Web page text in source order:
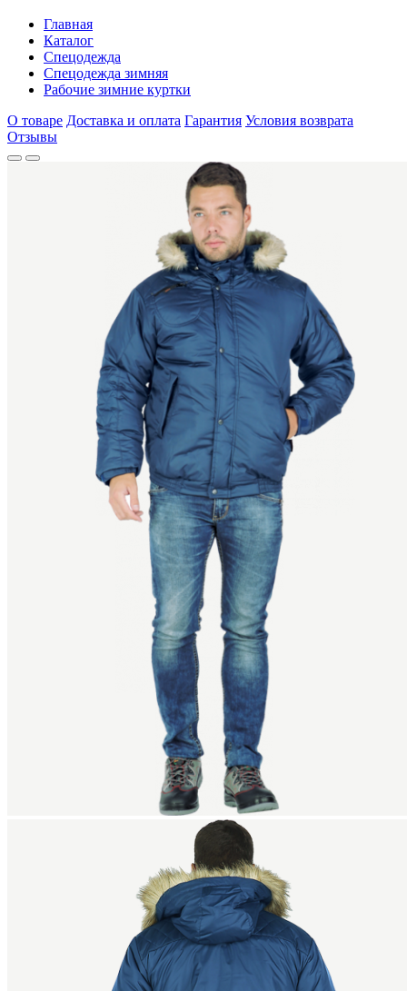
Главная
Каталог
Спецодежда
Спецодежда зимняя
Рабочие зимние куртки
О товаре Доставка и оплата Гарантия Условия возврата
Отзывы